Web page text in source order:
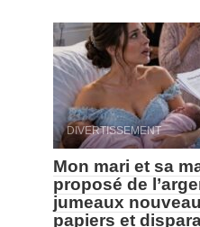
DIVERTISSEMENT
Mon mari et sa
proposé de
jumeaux
papiers et